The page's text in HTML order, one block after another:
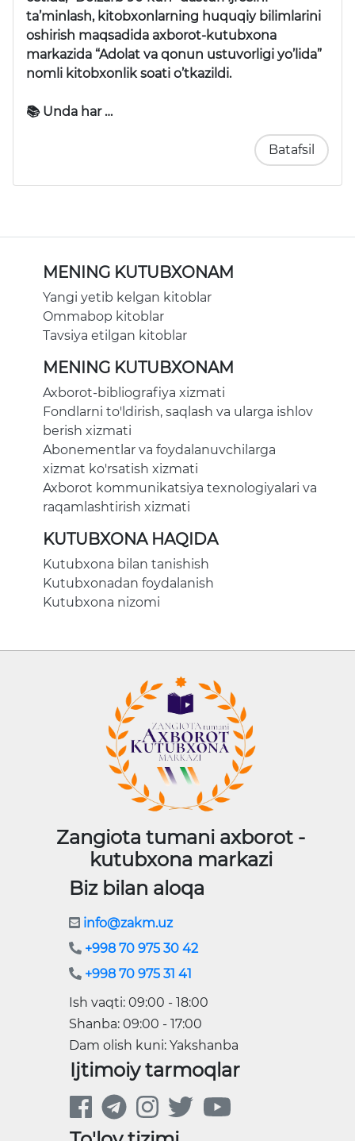
ta’minlash, kitobxonlarning huquqiy bilimlarini
oshirish maqsadida axborot-kutubxona
markazida “Adolat va qonun ustuvorligi yo’lida”
nomli kitobxonlik soati o’tkazildi.
📚 Unda har …
Batafsil
MENING KUTUBXONAM
Yangi yetib kelgan kitoblar
Ommabop kitoblar
Tavsiya etilgan kitoblar
MENING KUTUBXONAM
Axborot-bibliografiya xizmati
Fondlarni to'ldirish, saqlash va ularga ishlov
berish xizmati
Abonementlar va foydalanuvchilarga
xizmat ko'rsatish xizmati
Axborot kommunikatsiya texnologiyalari va
raqamlashtirish xizmati
KUTUBXONA HAQIDA
Kutubxona bilan tanishish
Kutubxonadan foydalanish
Kutubxona nizomi
Zangiota tumani axborot -
kutubxona markazi
Biz bilan aloqa
info@zakm.uz
+998 70 975 30 42
+998 70 975 31 41
Ish vaqti: 09:00 - 18:00
Shanba: 09:00 - 17:00
Dam olish kuni: Yakshanba
Ijtimoiy tarmoqlar